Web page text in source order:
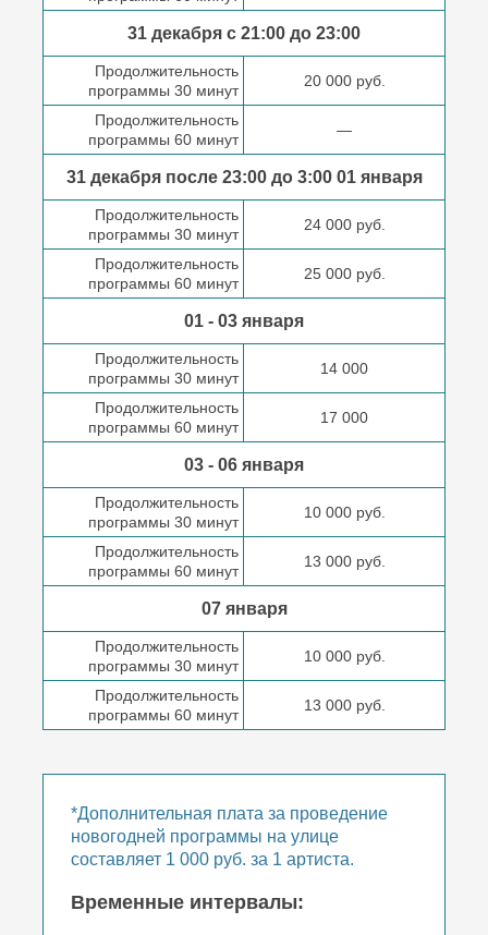
31 декабря с 21:00 до 23:00
Продолжительность
программы 30 минут
20 000 руб.
Продолжительность
программы 60 минут
—
31 декабря после23:00 до 3:0001 января
Продолжительность
программы 30 минут
24 000 руб.
Продолжительность
программы 60 минут
25 000 руб.
01 - 03 января
Продолжительность
программы 30 минут
14 000
Продолжительность
программы 60 минут
17 000
03 - 06 января
Продолжительность
программы 30 минут
10 000 руб.
Продолжительность
программы 60 минут
13 000 руб.
07 января
Продолжительность
программы 30 минут
10 000 руб.
Продолжительность
программы 60 минут
13 000 руб.
*Дополнительная плата за проведение
новогодней программы на улице
составляет 1 000 руб. за 1 артиста.
Временные интервалы: